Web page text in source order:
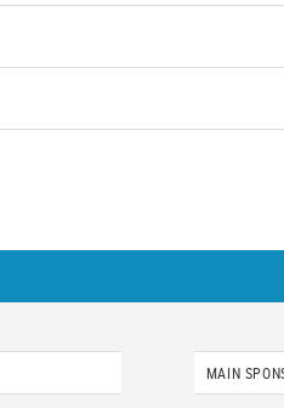
MAIN